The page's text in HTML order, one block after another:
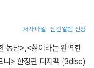
저자파일 신간알림 신청
농담>,<삶이라는 완벽한
니> 한정판 디지팩 (3disc)